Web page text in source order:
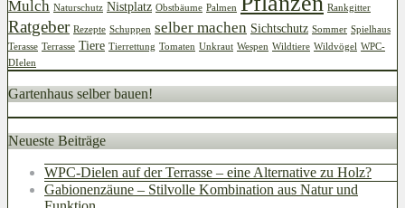
Mulch Naturschutz Nistplatz Obstbäume Palmen Rankgitter
Ratgeber Rezepte Schuppen selber machen Sichtschutz Sommer Spielhaus
Terasse Terrasse Tiere Tierrettung Tomaten Unkraut Wespen Wildtiere Wildvögel WPC-
DIelen
Gartenhaus selber bauen!
Neueste Beiträge
WPC-Dielen auf der Terrasse – eine Alternative zu Holz?
Gabionenzäune – Stilvolle Kombination aus Natur und